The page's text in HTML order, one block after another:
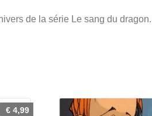
de la série Le sang du dragon.
€4,99